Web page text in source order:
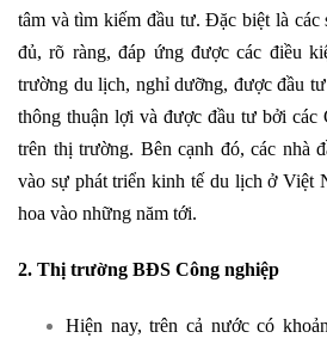
tâm và tìm kiếm đầu tư. Đặc biệt là các
đủ, rõ ràng, đáp ứng được các điều
trường du lịch, nghỉ dưỡng, được đầu
thông thuận lợi và được đầu tư bởi các
trên thị trường. Bên cạnh đó, các nhà
vào sự phát triển kinh tế du lịch ở Việt
hoa vào những năm tới.
2. Thị trường BĐS Công nghiệp
Hiện nay, trên cả nước có